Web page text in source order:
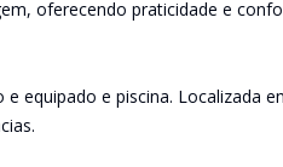
oferecendo praticidade e
equipado e piscina. Localizada